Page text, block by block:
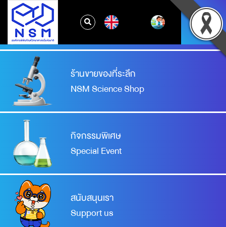
จองเข้าชมพิพิธภัณฑ์
Booking your visit
ร้านขายของที่ระลึก
NSM Science Shop
กิจกรรมพิเศษ
Special Event
สนับสนุนเรา
Support us